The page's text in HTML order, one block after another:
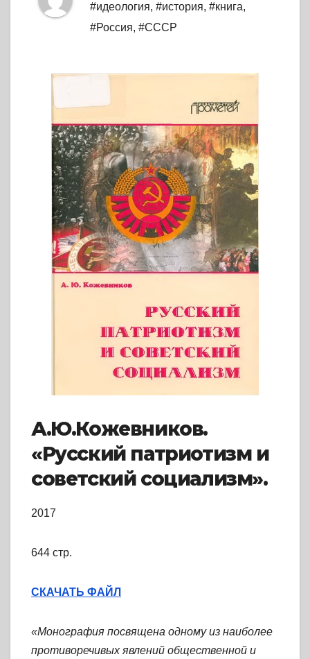
#идеология, #история, #книга,
#Россия, #СССР
А.Ю.Кожевников.
«Русский патриотизм и
советский социализм».
2017
644 стр.
СКАЧАТЬ ФАЙЛ
«Монография посвящена одному из наиболее
противоречивых явлений общественной и